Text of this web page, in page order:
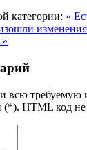
категории: «
всю
(*). HTML код